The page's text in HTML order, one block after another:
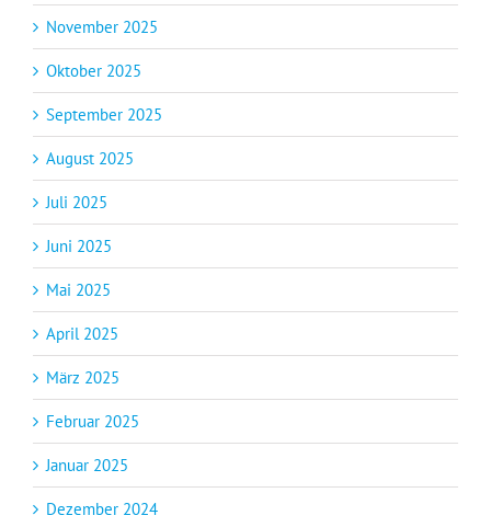
November 2025
Oktober 2025
September 2025
August 2025
Juli 2025
Juni 2025
Mai 2025
April 2025
März 2025
Februar 2025
Januar 2025
Dezember 2024